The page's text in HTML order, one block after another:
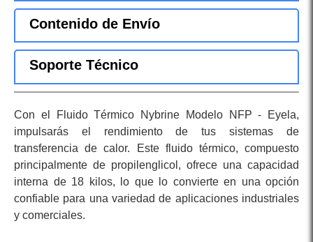
Contenido de Envío
Soporte Técnico
Con el Fluido Térmico Nybrine Modelo NFP - Eyela,
impulsarás el rendimiento de tus sistemas de
transferencia de calor. Este fluido térmico, compuesto
principalmente de propilenglicol, ofrece una capacidad
interna de 18 kilos, lo que lo convierte en una opción
confiable para una variedad de aplicaciones industriales
y comerciales.